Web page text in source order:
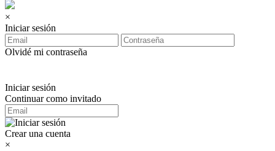
×
Iniciar sesión
Olvidé mi contraseña
Iniciar sesión
Continuar como invitado
Crear una cuenta
×